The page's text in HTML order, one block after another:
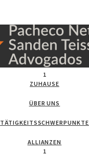
1
ZUHAUSE
ÜBER UNS
TÄTIGKEITSSCHWERPUNKTE
ALLIANZEN
1